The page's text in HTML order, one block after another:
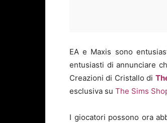
EA e Maxis sono
entusiasti di annunciare
Creazioni di Cristallo di
esclusiva su The Sims
I giocatori possono ora